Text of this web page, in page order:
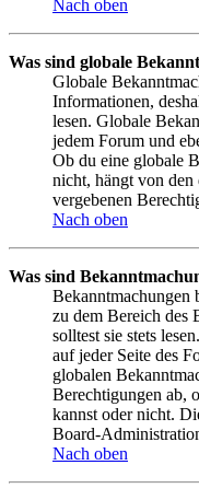
Nach oben
Was sind globale
Globale
Informationen,
lesen. Globale
jedem Forum und
Ob du eine globale
nicht, hängt von
vergebenen
Nach oben
Was sind
Bekanntmachungen
zu dem Bereich des
solltest sie stets
auf jeder Seite des
globalen
Berechtigungen ab,
kannst oder nicht.
Board-
Nach oben